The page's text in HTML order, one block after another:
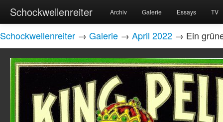
Schockwellenreiter Archiv Galerie Essays TV
Schockwellenreiter → Galerie → April 2022 → Ein